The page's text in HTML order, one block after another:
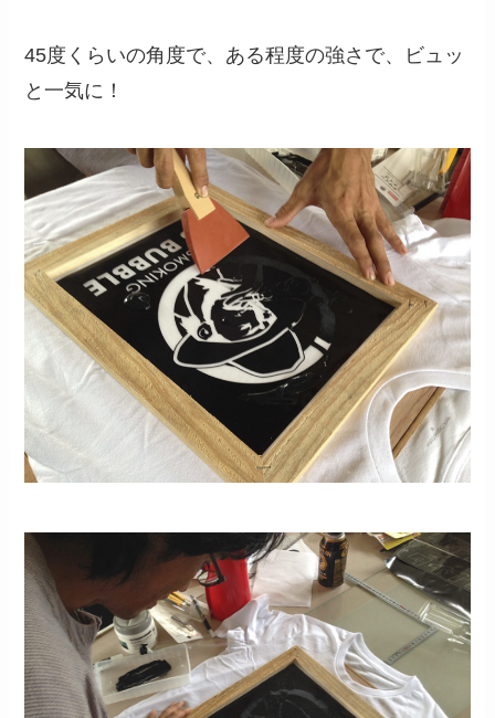
45度くらいの角度で、ある程度の強さで、ビュッ
と一気に！